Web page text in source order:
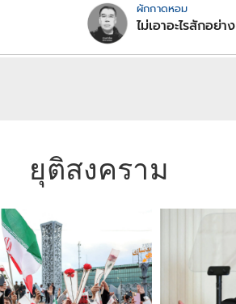
ผักกาดหอม
ไม่เอาอะไรสักอย่าง
ยุติสงคราม